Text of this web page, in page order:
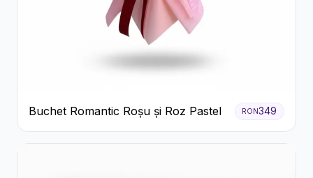
Buchet Romantic Roșu și Roz Pastel RON349